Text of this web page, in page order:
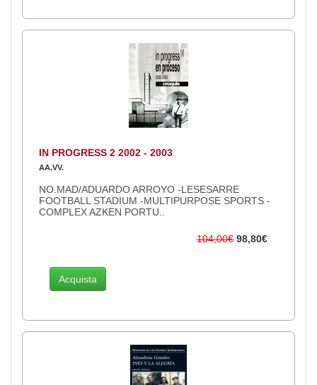
IN PROGRESS 2 2002 - 2003
AA.VV.
NO.MAD/ADUARDO ARROYO -LESESARRE
FOOTBALL STADIUM -MULTIPURPOSE SPORTS -
COMPLEX AZKEN PORTU..
104,00€ 98,80€
Acquista